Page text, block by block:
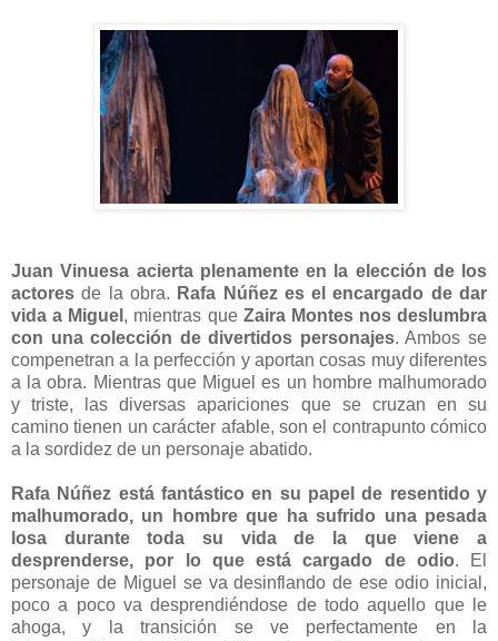
Juan Vinuesa acierta plenamente en la elección de los
actores de la obra. Rafa Núñez es el encargado de dar
vida a Miguel , mientras que Zaira Montes nos deslumbra
con una colección de divertidos personajes. Ambos se
compenetran a la perfección y aportan cosas muy diferentes
a la obra. Mientras que Miguel es un hombre malhumorado
y triste, las diversas apariciones que se cruzan en su
camino tienen un carácter afable, son el contrapunto cómico
a la sordidez de un personaje abatido.
Rafa Núñez está fantástico en su papel de resentido y
malhumorado, un hombre que ha sufrido una pesada
losa durante toda su vida de la que viene a
desprenderse, por lo que está cargado de odio. El
personaje de Miguel se va desinflando de ese odio inicial,
poco a poco va desprendiéndose de todo aquello que le
ahoga, y la transición se ve perfectamente en la